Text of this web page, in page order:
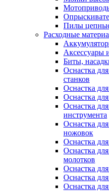
Пилы
Расходные
Аксессуары
Биты,
Оснастка
станков
Оснастка
Оснастка
Оснастка
инструмента
Оснастка
ножовок
Оснастка
Оснастка
молотков
Оснастка
Оснастка
Оснастка